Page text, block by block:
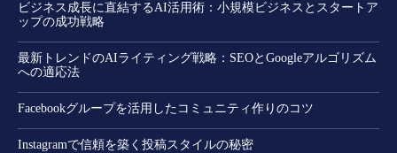
ビジネス成長に直結するAI活用術：小規模ビジネスとスタートア
ップの成功戦略
最新トレンドのAIライティング戦略：SEOとGoogleアルゴリズム
への適応法
Facebookグループを活用したコミュニティ作りのコツ
Instagramで信頼を築く投稿スタイルの秘密